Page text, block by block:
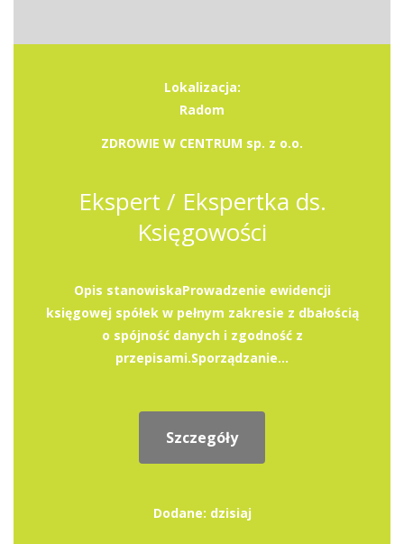
Lokalizacja:
Radom
ZDROWIE W CENTRUM sp. z o.o.
Ekspert / Ekspertka ds.
Księgowości
Opis stanowiskaProwadzenie ewidencji
księgowej spółek w pełnym zakresie z dbałością
o spójność danych i zgodność z
przepisami.Sporządzanie...
Szczegóły
Dodane: dzisiaj